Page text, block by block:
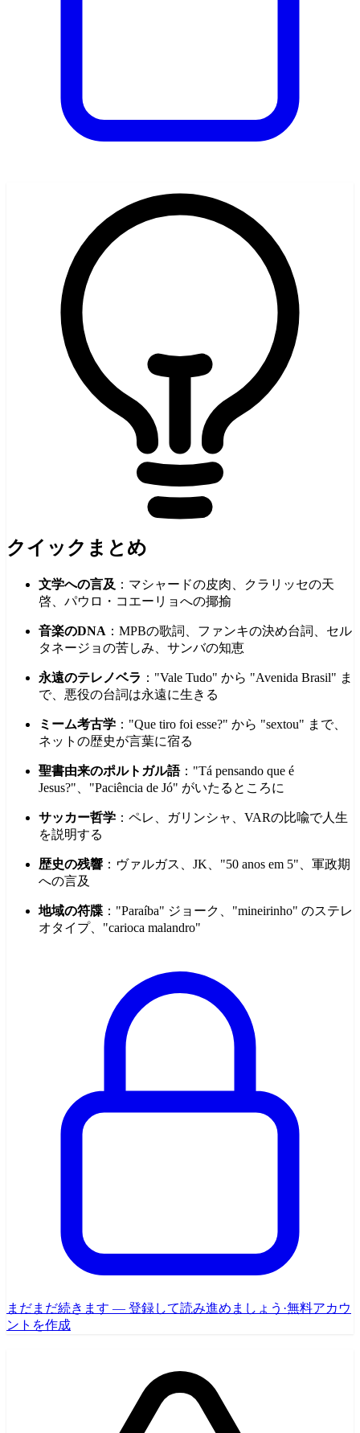
クイックまとめ
文学への言及 ：マシャードの皮肉、クラリッセの天
啓、パウロ・コエーリョへの揶揄
音楽のDNA ：MPBの歌詞、ファンキの決め台詞、セル
タネージョの苦しみ、サンバの知恵
永遠のテレノベラ ："Vale Tudo" から "Avenida Brasil" ま
で、悪役の台詞は永遠に生きる
ミーム考古学 ："Que tiro foi esse?" から "sextou" まで、
ネットの歴史が言葉に宿る
聖書由来のポルトガル語："Tá pensando que é
Jesus?"、"Paciência de Jó" がいたるところに
サッカー哲学 ：ペレ、ガリンシャ、VARの比喩で人生
を説明する
歴史の残響 ：ヴァルガス、JK、"50 anos em 5"、軍政期
への言及
地域の符牒 ："Paraíba" ジョーク、"mineirinho" のステレ
オタイプ、"carioca malandro"
まだまだ続きます — 登録して読み進めましょう ·無料アカウ
ントを作成